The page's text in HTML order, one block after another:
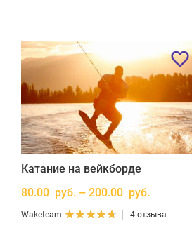
Катание на вейкборде
80.00 руб. – 200.00 руб.
Waketeam 4 отзыва